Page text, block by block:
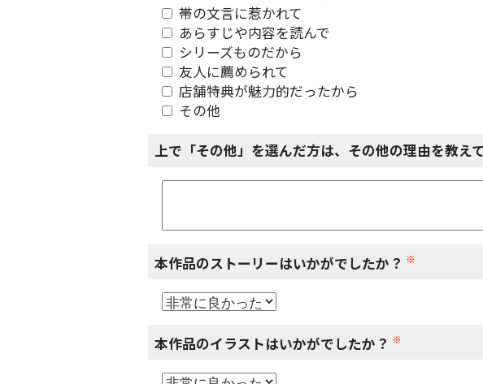
帯の文言に惹かれて
あらすじや内容を読んで
シリーズものだから
友人に薦められて
店舗特典が魅力的だったから
その他
上で「その他」を選んだ方は、その他の理由を教えて
本作品のストーリーはいかがでしたか？ ※
本作品のイラストはいかがでしたか？ ※